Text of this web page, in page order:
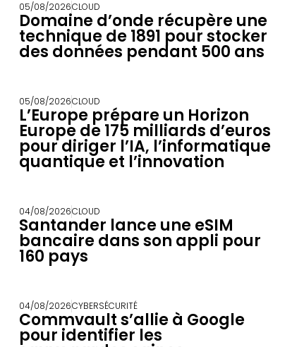
05/08/2026CLOUD
Domaine d’onde récupère une
technique de 1891 pour stocker
des données pendant 500 ans
05/08/2026CLOUD
L’Europe prépare un Horizon
Europe de 175 milliards d’euros
pour diriger l’IA, l’informatique
quantique et l’innovation
04/08/2026CLOUD
Santander lance une eSIM
bancaire dans son appli pour
160 pays
04/08/2026CYBERSÉCURITÉ
Commvault s’allie à Google
pour identifier les